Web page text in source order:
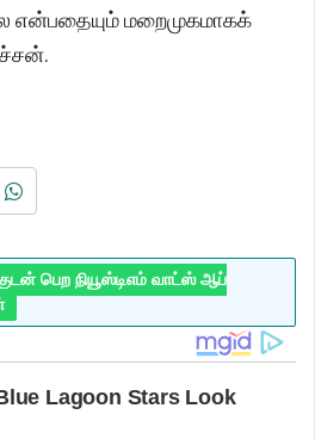
என்பதையும் மறைமுகமாகக்
பெற நியூஸ்டிஎம் வாட்ஸ் ஆப்